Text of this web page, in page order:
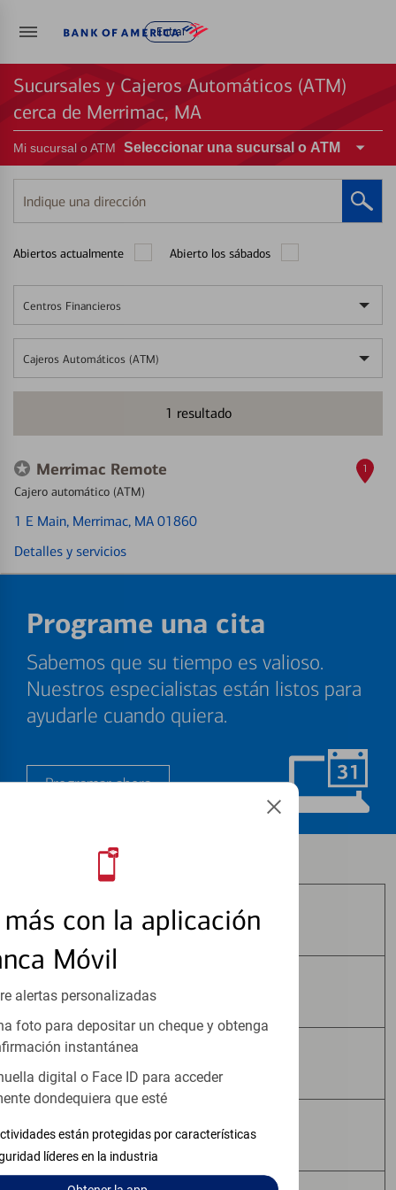
Entrar
con la aplicación
Móvil
alertas personalizadas
foto para depositar un cheque y obtenga
instantánea
digital o Face ID para acceder
dondequiera que esté
están protegidas por características
líderes en la industria
Sucursales y Cajeros Automáticos (ATM)
cerca de Merrimac, MA
Mi sucursal o ATM Seleccionar una sucursal o ATM
Indique
una
Abiertos actualmente Abierto los sábados
Centros Financieros
Cajeros Automáticos (ATM)
1 resultado
Merrimac Remote
Cajero automático (ATM)
1 E Main, Merrimac, MA 01860
Detalles y servicios
1
Programe una cita
Sabemos que su tiempo es valioso.
Nuestros especialistas están listos para
ayudarle cuando quiera.
Programar ahora
Los productos de inversión y seguros:
No Están Asegurados por FDIC
No Tienen Garantía Bancaria
No Constituyen Depósitos